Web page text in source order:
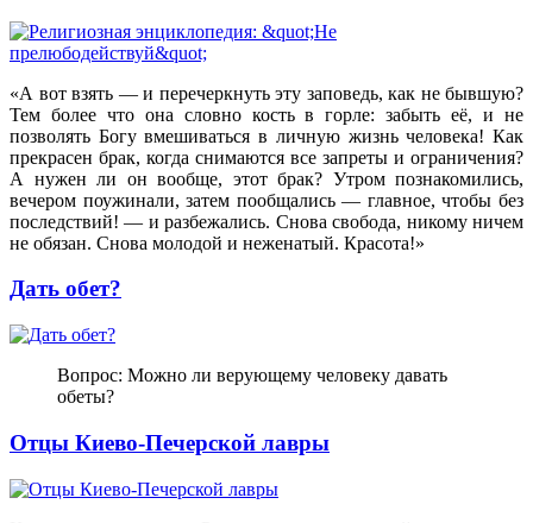
«А вот взять — и перечеркнуть эту заповедь, как не бывшую?
Тем более что она словно кость в горле: забыть её, и не
позволять Богу вмешиваться в личную жизнь человека! Как
прекрасен брак, когда снимаются все запреты и ограничения?
А нужен ли он вообще, этот брак? Утром познакомились,
вечером поужинали, затем пообщались — главное, чтобы без
последствий! — и разбежались. Снова свобода, никому ничем
не обязан. Снова молодой и неженатый. Красота!»
Дать обет?
Вопрос: Можно ли верующему человеку давать
обеты?
Отцы Киево-Печерской лавры